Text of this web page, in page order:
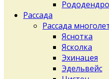
Рассада
Рассада
Яснотка
Ясколка
Эхинацея
Эдельвейс